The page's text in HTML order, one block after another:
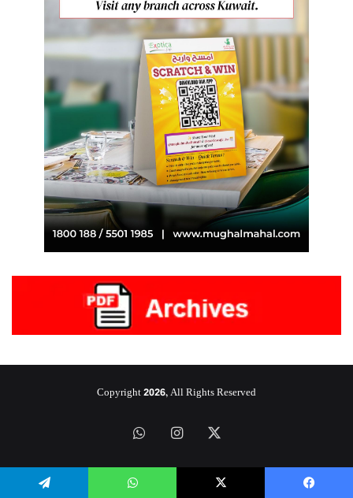
Copyright 2026, All Rights Reserved
انستقرامواتساب